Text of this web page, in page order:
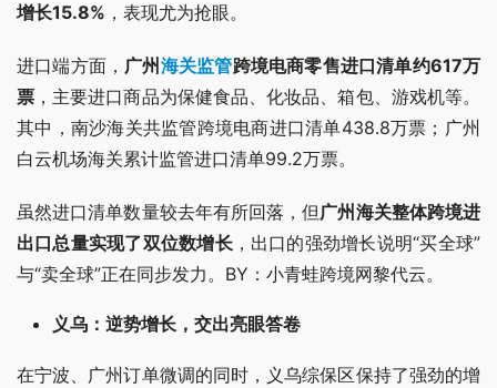
增长15.8% ，表现尤为抢眼。
进口端方面， 广州 海关监管跨境电商零售进口清单约617万
票 ，主要进口商品为保健食品、化妆品、箱包、游戏机等。
其中，南沙海关共监管跨境电商进口清单438.8万票；广州
白云机场海关累计监管进口清单99.2万票。
虽然进口清单数量较去年有所回落，但广州海关整体跨境进
出口总量实现了双位数增长，出口的强劲增长说明“买全球”
与“卖全球”正在同步发力。BY：小青蛙跨境网黎代云。
义乌：逆势增长，交出亮眼答卷
在宁波、广州订单微调的同时，义乌综保区保持了强劲的增